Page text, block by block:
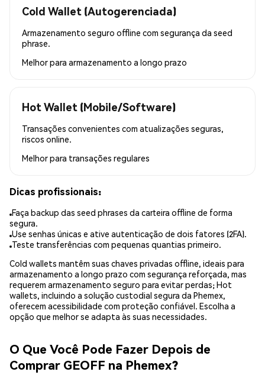
Cold Wallet (Autogerenciada)
Armazenamento seguro offline com segurança da seed
phrase.
Melhor para armazenamento a longo prazo
Hot Wallet (Mobile/Software)
Transações convenientes com atualizações seguras,
riscos online.
Melhor para transações regulares
Dicas profissionais:
Faça backup das seed phrases da carteira offline de forma
segura.
Use senhas únicas e ative autenticação de dois fatores (2FA).
Teste transferências com pequenas quantias primeiro.
Cold wallets mantêm suas chaves privadas offline, ideais para
armazenamento a longo prazo com segurança reforçada, mas
requerem armazenamento seguro para evitar perdas; Hot
wallets, incluindo a solução custodial segura da Phemex,
oferecem acessibilidade com proteção confiável. Escolha a
opção que melhor se adapta às suas necessidades.
O Que Você Pode Fazer Depois de
Comprar GEOFF na Phemex?